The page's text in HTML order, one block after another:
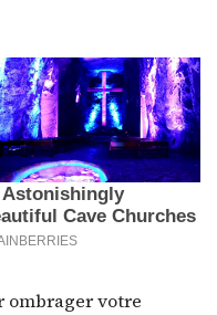
ombrager votre